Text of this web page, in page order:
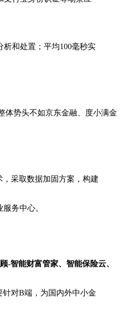
和处置；平均100毫秒实
体势头不如京东金融、度小满金
采取数据加固方案，构建
务中心。
-智能财富管家、智能保险云、
对B端，为国内外中小金